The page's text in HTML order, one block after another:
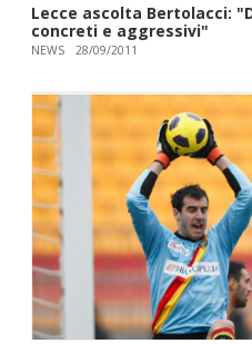
Lecce ascolta Bertolacci:
concreti e aggressivi"
NEWS 28/09/2011